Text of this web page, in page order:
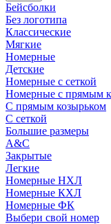
Бейсболки
Без логотипа
Классические
Мягкие
Номерные
Детские
Номерные с сеткой
Номерные с прямым
С прямым козырьком
С сеткой
Большие размеры
A&C
Закрытые
Легкие
Номерные НХЛ
Номерные КХЛ
Номерные ФК
Выбери свой номер